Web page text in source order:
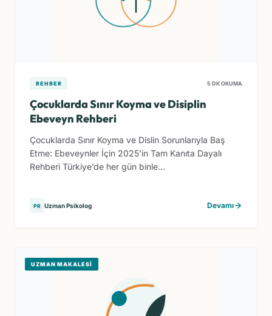
REHBER 5 DK OKUMA
Çocuklarda Sınır Koyma ve Disiplin
Ebeveyn Rehberi
Çocuklarda Sınır Koyma ve Dislin Sorunlarıyla Baş
Etme: Ebeveynler İçin 2025’in Tam Kanıta Dayalı
Rehberi Türkiye’de her gün binle...
PR Uzman Psikolog Devamı
UZMAN MAKALESI